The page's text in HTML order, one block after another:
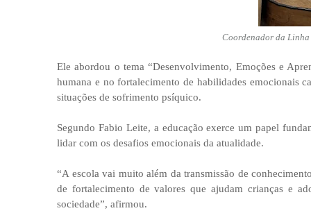
Coordenador da
Ele abordou o tema “Desenvolvimento, Emoções e
humana e no fortalecimento de habilidades emocionais
situações de sofrimento psíquico.
Segundo Fabio Leite, a educação exerce um papel
lidar com os desafios emocionais da atualidade.
“A escola vai muito além da transmissão de
de fortalecimento de valores que ajudam crianças e
sociedade”, afirmou.